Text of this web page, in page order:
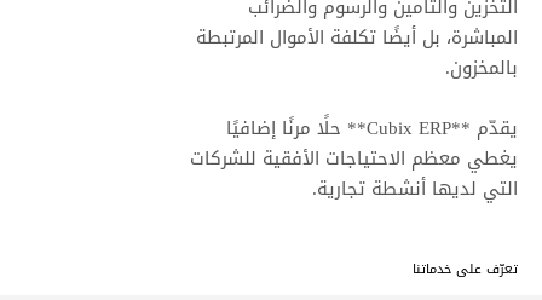
التخزين والتأمين والرسوم والضرائب
المباشرة، بل أيضًا تكلفة الأموال المرتبطة
بالمخزون.
يقدّم **Cubix ERP** حلًا مرنًا إضافيًا
يغطي معظم الاحتياجات الأفقية للشركات
التي لديها أنشطة تجارية.
تعرّف على خدماتنا